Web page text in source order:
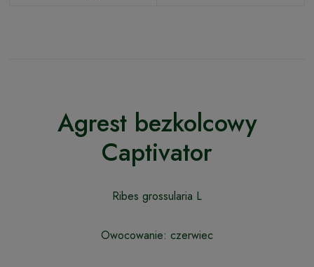
Agrest bezkolcowy
Captivator
Ribes grossularia L
Owocowanie: czerwiec